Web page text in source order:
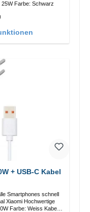
Verarbeitung Anschlüsse: USB-C Output: 25W Farbe: Schwarz
+ USB-C Kabel
Smartphones schnell